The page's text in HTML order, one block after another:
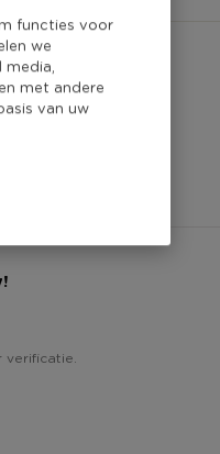
functies voor
we
met andere
van uw
verificatie.